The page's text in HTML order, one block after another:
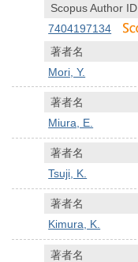
Scopus Author ID
7404197134
著者名
Mori, Y.
著者名
Miura, E.
著者名
Tsuji, K.
著者名
Kimura, K.
著者名